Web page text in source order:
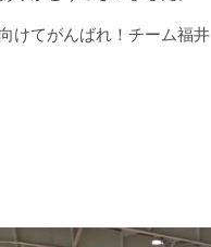
けてがんばれ！チーム福井